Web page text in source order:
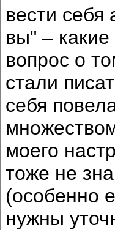
вести себя
вы" –
вопрос о
стали
себя
моего
тоже не
(особенно
нужны